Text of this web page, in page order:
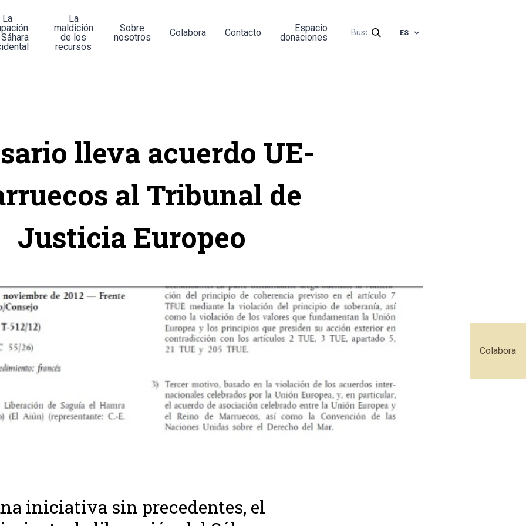
Colabora
La
La
maldición
de los
recursos
Sobre
nosotros
Colabora Contacto
Espacio
donaciones
ES
lleva acuerdo UE-
al Tribunal de
Justicia Europeo
iniciativa sin precedentes, el